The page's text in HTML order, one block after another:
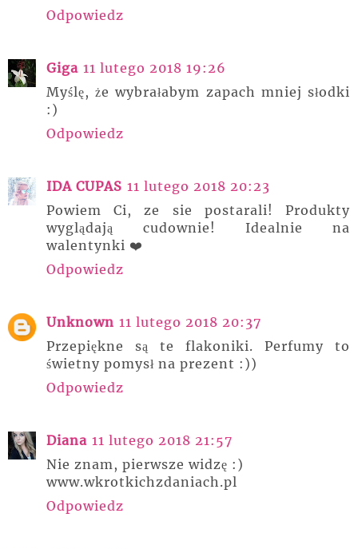
Odpowiedz
Giga 11 lutego 2018 19:26
Myślę, że wybrałabym zapach mniej słodki
:)
Odpowiedz
IDA CUPAS 11 lutego 2018 20:23
Powiem Ci, ze sie postarali! Produkty
wyglądają cudownie! Idealnie na
walentynki ❤️
Odpowiedz
Unknown 11 lutego 2018 20:37
Przepiękne są te flakoniki. Perfumy to
świetny pomysł na prezent :))
Odpowiedz
Diana 11 lutego 2018 21:57
Nie znam, pierwsze widzę :)
www.wkrotkichzdaniach.pl
Odpowiedz